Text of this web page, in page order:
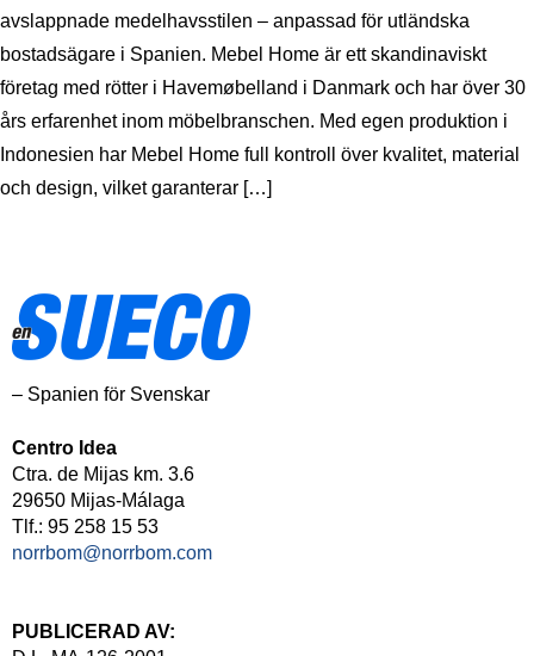
avslappnade medelhavsstilen – anpassad för utländska
bostadsägare i Spanien. Mebel Home är ett skandinaviskt
företag med rötter i Havemøbelland i Danmark och har över 30
års erfarenhet inom möbelbranschen. Med egen produktion i
Indonesien har Mebel Home full kontroll över kvalitet, material
och design, vilket garanterar […]
– Spanien för Svenskar
Centro Idea
Ctra. de Mijas km. 3.6
29650 Mijas-Málaga
Tlf.: 95 258 15 53
norrbom@norrbom.com
PUBLICERAD AV: